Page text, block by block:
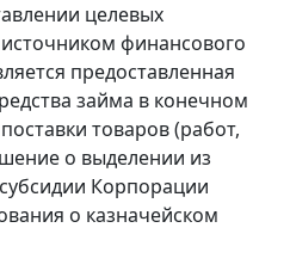
целевых
финансового
предоставленная
займа в конечном
товаров (работ,
о выделении из
Корпорации
о казначейском